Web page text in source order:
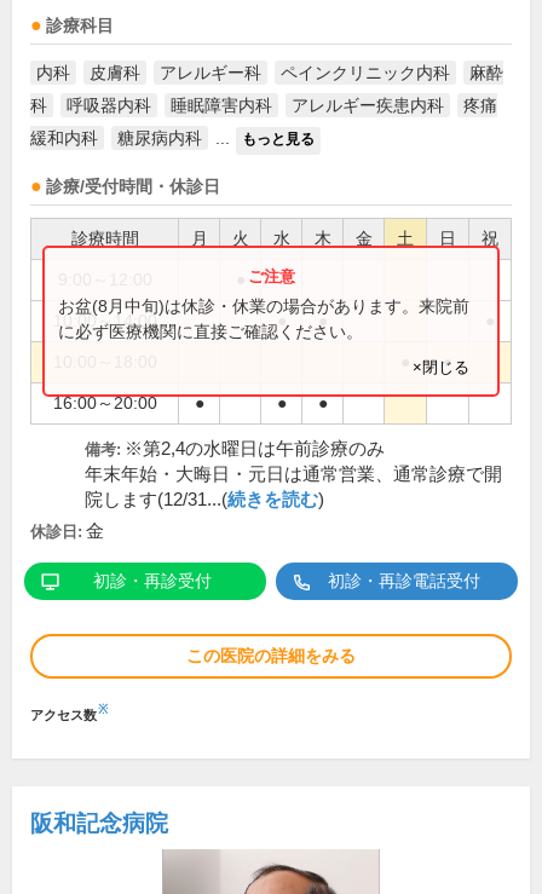
診療科目
内科 皮膚科 アレルギー科 ペインクリニック内科
麻酔
科
呼吸器内科 睡眠障害内科 アレルギー疾患内科
疼痛
緩和内科
糖尿病内科 もっと見る
診療/受付時間・休診日
診療時間 月 火 水 木 金 土 日 祝
10:00～14:00 ● ●
●
16:00～20:00 ● ● ●
お盆(8月中旬)は休診・休業の場合があります。来院前
に必ず医療機関に直接ご確認ください。
×閉じる
備考: ※第2,4の水曜日は午前診療のみ
年末年始・大晦日・元日は通常営業、通常診療で開
院します(12/31...(続きを読む)
休診日: 金
初診・再診受付 初診・再診電話受付
この医院の詳細をみる
アクセス数※
阪和記念病院